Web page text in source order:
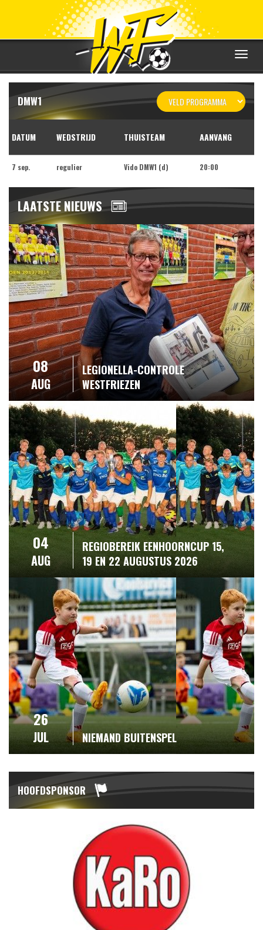
Toggle
DMW1
DATUM WEDSTRIJD THUISTEAM AANVANG
7 sep. regulier Vido DMW1 (d) 20:00
LAATSTE NIEUWS
08
AUG
LEGIONELLA-CONTROLE
WESTFRIEZEN
04
AUG
REGIOBEREIK EENHOORNCUP 15,
19 EN 22 AUGUSTUS 2026
26
JUL NIEMAND BUITENSPEL
HOOFDSPONSOR